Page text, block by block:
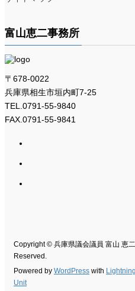
富山恵二事務所
〒678-0022
兵庫県相生市垣内町7-25
TEL.0791-55-9840
FAX.0791-55-9841
Copyright © 兵庫県議会議員 富山 恵
Reserved.
Powered by WordPress with
Unit